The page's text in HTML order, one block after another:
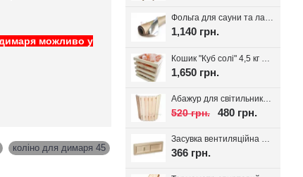
Фольга для сауни та лазні на паперовій основі, 30 м.кв. Україна
1,140 грн.
1,650 грн.
520 грн. 480 грн.
366 грн.
димаря можливо у
коліно для димаря 45